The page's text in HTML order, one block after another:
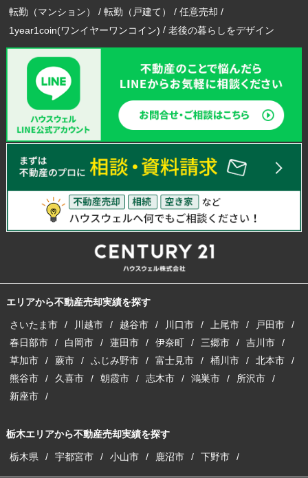
転勤（マンション）
転勤（戸建て）
任意売却
1year1coin(ワンイヤーワンコイン)
老後の暮らしをデザイン
エリアから不動産売却実績を探す
さいたま市 川越市 越谷市 川口市 上尾市
戸田市
春日部市
白岡市 蓮田市 伊奈町 三郷市
吉川市
草加市
蕨市 ふじみ野市 富士見市 桶川市
北本市
熊谷市
久喜市 朝霞市 志木市 鴻巣市
所沢市
新座市
栃木エリアから不動産売却実績を探す
栃木県 宇都宮市 小山市 鹿沼市 下野市